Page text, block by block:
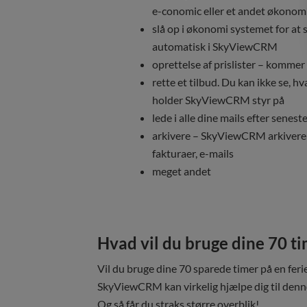
e-conomic eller et andet
slå op i økonomi systemet for at
automatisk i SkyViewCRM
oprettelse af prislister –
rette et tilbud. Du kan ikke se,
holder SkyViewCRM styr på
lede i alle dine mails efter
arkivere – SkyViewCRM
fakturaer, e-mails
meget andet
Hvad vil du bruge dine 70
Vil du bruge dine 70 sparede timer på en
SkyViewCRM kan virkelig hjælpe dig til
Og så får du straks større overblik!